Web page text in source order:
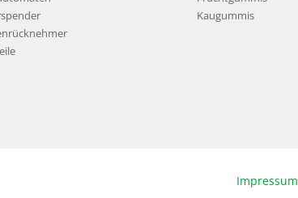
Kaugummis
Impressum